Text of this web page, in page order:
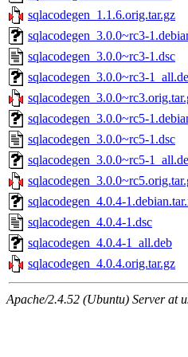
sqlacodegen_1.1.6.orig.tar.gz
sqlacodegen_3.0.0~rc3-
sqlacodegen_3.0.0~rc3-1.dsc
sqlacodegen_3.0.0~rc3-
sqlacodegen_3.0.0~rc5-
sqlacodegen_3.0.0~rc5-1.dsc
sqlacodegen_3.0.0~rc5-
sqlacodegen_4.0.4-
sqlacodegen_4.0.4-1.dsc
sqlacodegen_4.0.4-1_all.deb
sqlacodegen_4.0.4.orig.tar.gz
Apache/2.4.52 (Ubuntu) Server at